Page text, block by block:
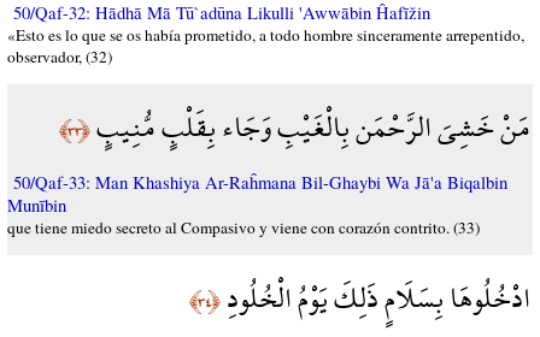
50/Qaf-32: Hādhā Mā Tū`adūna Likulli 'Awwābin Ĥafīžin
«Esto es lo que se os había prometido, a todo hombre sinceramente arrepentido,
observador, (32)
مَنْ خَشِيَ الرَّحْمَن بِالْغَيْبِ وَجَاء بِقَلْبٍ مُّنِيبٍ﴿٣٣﴾
50/Qaf-33: Man Khashiya Ar-Raĥmana Bil-Ghaybi Wa Jā'a Biqalbin
Munībin
que tiene miedo secreto al Compasivo y viene con corazón contrito. (33)
ادْخُلُوهَا بِسَلَامٍ ذَلِكَ يَوْمُ الْخُلُودِ﴿٣٤﴾